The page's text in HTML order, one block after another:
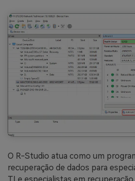
O R-Studio atua como um
recuperação de dados para
TI e especialistas em